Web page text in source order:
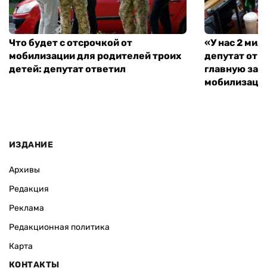
Что будет с отсрочкой от
мобилизации для родителей троих
детей: депутат ответил
«У нас 2
депутат от
главную
ИЗДАНИЕ
Архивы
Редакция
Реклама
Редакционная политика
Карта
КОНТАКТЫ